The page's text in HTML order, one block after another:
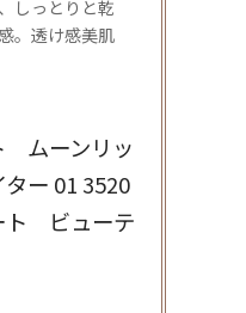
しっとりと乾
。透け感美肌
ムーンリッ
ー 01 3520
ト ビューテ